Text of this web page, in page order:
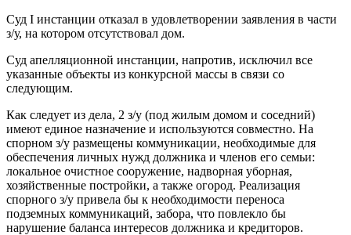
Суд I инстанции отказал в удовлетворении заявления в части
з/у, на котором отсутствовал дом.
Суд апелляционной инстанции, напротив, исключил все
указанные объекты из конкурсной массы в связи со
следующим.
Как следует из дела, 2 з/у (под жилым домом и соседний)
имеют единое назначение и используются совместно. На
спорном з/у размещены коммуникации, необходимые для
обеспечения личных нужд должника и членов его семьи:
локальное очистное сооружение, надворная уборная,
хозяйственные постройки, а также огород. Реализация
спорного з/у привела бы к необходимости переноса
подземных коммуникаций, забора, что повлекло бы
нарушение баланса интересов должника и кредиторов.